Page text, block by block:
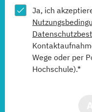
(Fernstudium)
Computer Science
(Fernstudium)
Customer Centricity
Ja, ich
Wege oder per
Hochschule).*